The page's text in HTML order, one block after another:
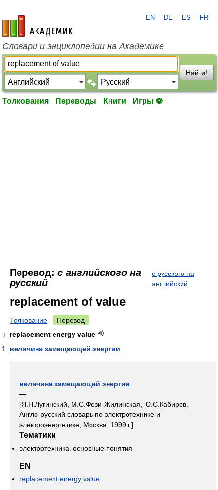
academic.ru
EN DE ES FR
Словари и энциклопедии на Академике
Найти!
Толкования Переводы Книги Игры ⚽
Перевод: с английского на
русский
с русского на
английский
replacement of value
Толкование Перевод
1
replacement energy value
величина замещающей энергии
величина замещающей энергии
—
[Я.Н.Лугинский, М.С.Фези-Жилинская, Ю.С.Кабиров.
Англо-русский словарь по электротехнике и
электроэнергетике, Москва, 1999 г.]
Тематики
электротехника, основные понятия
EN
replacement energy value